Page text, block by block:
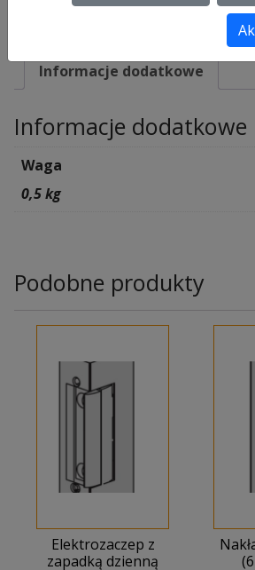
Informacje dodatkowe
Informacje dodatkowe
Waga
0,5 kg
Podobne produkty
Elektrozaczep z
zapadką dzienną